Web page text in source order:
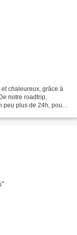
chaleureux, grâce à
notre roadtrip,
peu plus de 24h, pour